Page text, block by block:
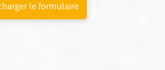
le formulaire